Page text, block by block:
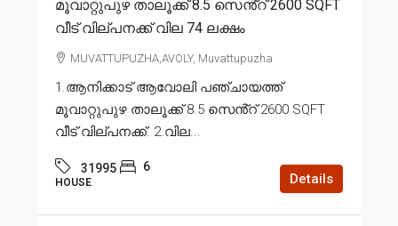
മൂവാറ്റുപുഴ താലൂക്ക് 8.5 സെൻ്റ് 2600 SQFT
വീട് വില്പനക്ക് വില 74 ലക്ഷം
MUVATTUPUZHA,AVOLY, Muvattupuzha
1.ആനിക്കാട് ആവോലി പഞ്ചായത്ത്
മൂവാറ്റുപുഴ താലൂക്ക് 8.5 സെൻ്റ് 2600 SQFT
വീട് വില്പനക്ക്. 2.വില...
31995 6
HOUSE Details